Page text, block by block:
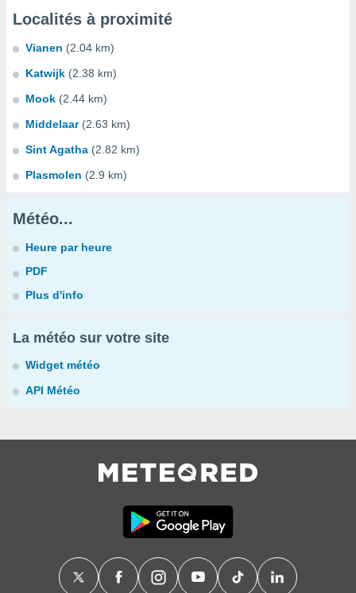
Localités à proximité
Vianen (2.04 km)
Katwijk (2.38 km)
Mook (2.44 km)
Middelaar (2.63 km)
Sint Agatha (2.82 km)
Plasmolen (2.9 km)
Météo...
Heure par heure
PDF
Plus d'info
La météo sur votre site
Widget météo
API Météo